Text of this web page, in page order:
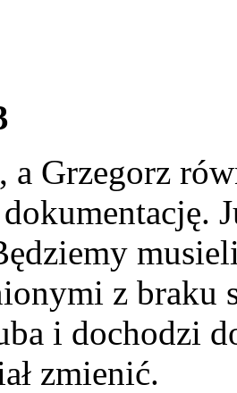
a Grzegorz
z braku
i dochodzi
zmienić.